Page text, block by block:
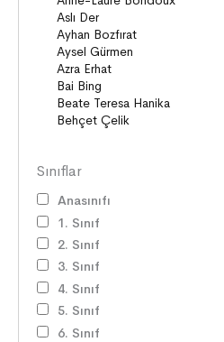
Sınıflar
Anasınıfı
1. Sınıf
2. Sınıf
3. Sınıf
4. Sınıf
5. Sınıf
6. Sınıf